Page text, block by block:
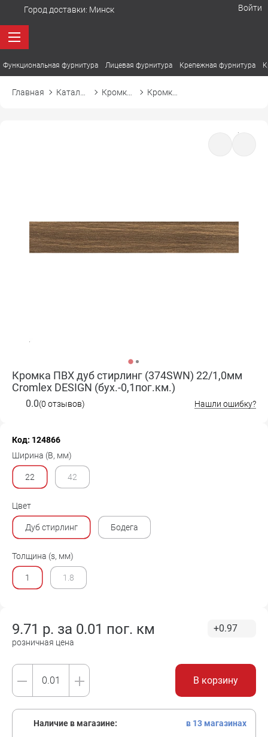
Город доставки: Минск Войти
Функциональная фурнитура Лицевая фурнитура Крепежная фурнитура
Главная
Кромка ПВХ дуб стирлинг (374SWN) 22/1,0мм
Cromlex DESIGN (бух.-0,1пог.км.)
0.0(0 отзывов) Нашли ошибку?
Код: 124866
Ширина (B, мм)
22 42
Цвет
Дуб стирлинг Бодега
Толщина (s, мм)
1 1.8
9.71 р. за 0.01 пог. км
розничная цена
+0.97
В корзину
Наличие в магазине: в 13 магазинах